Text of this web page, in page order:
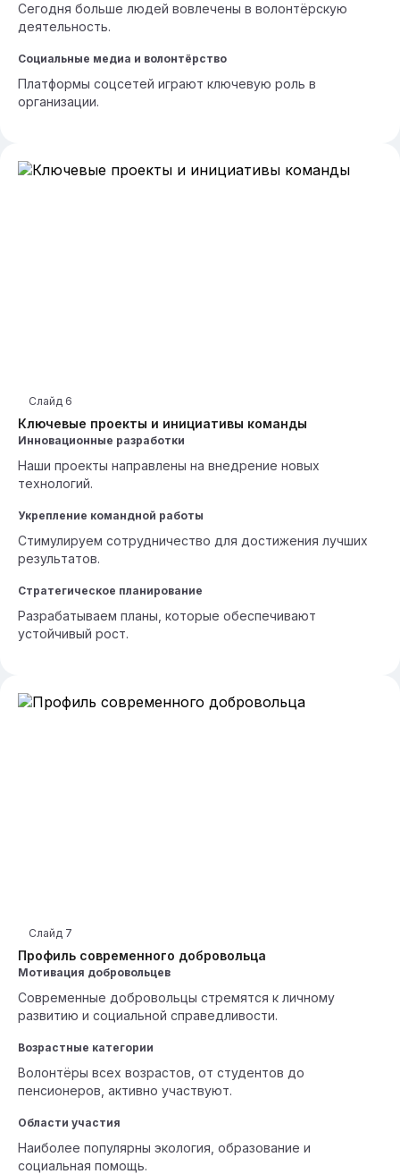
Сегодня больше людей вовлечены в волонтёрскую
деятельность.
Социальные медиа и волонтёрство
Платформы соцсетей играют ключевую роль в
организации.
Ключевые проекты и инициативы команды
Слайд 6
Инновационные разработки
Наши проекты направлены на внедрение новых
технологий.
Укрепление командной работы
Стимулируем сотрудничество для достижения лучших
результатов.
Стратегическое планирование
Разрабатываем планы, которые обеспечивают
устойчивый рост.
Профиль современного добровольца
Слайд 7
Мотивация добровольцев
Современные добровольцы стремятся к личному
развитию и социальной справедливости.
Возрастные категории
Волонтёры всех возрастов, от студентов до
пенсионеров, активно участвуют.
Области участия
Наиболее популярны экология, образование и
социальная помощь.